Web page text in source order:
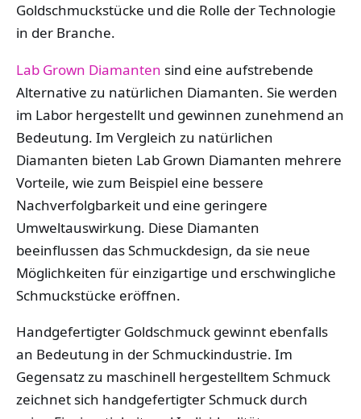
Goldschmuckstücke und die Rolle der Technologie
in der Branche.
Lab Grown Diamanten sind eine aufstrebende
Alternative zu natürlichen Diamanten. Sie werden
im Labor hergestellt und gewinnen zunehmend an
Bedeutung. Im Vergleich zu natürlichen
Diamanten bieten Lab Grown Diamanten mehrere
Vorteile, wie zum Beispiel eine bessere
Nachverfolgbarkeit und eine geringere
Umweltauswirkung. Diese Diamanten
beeinflussen das Schmuckdesign, da sie neue
Möglichkeiten für einzigartige und erschwingliche
Schmuckstücke eröffnen.
Handgefertigter Goldschmuck gewinnt ebenfalls
an Bedeutung in der Schmuckindustrie. Im
Gegensatz zu maschinell hergestelltem Schmuck
zeichnet sich handgefertigter Schmuck durch